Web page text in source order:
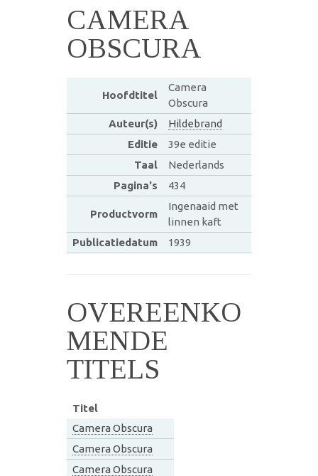
CAMERA
OBSCURA
Hoofdtitel
Camera
Obscura
Auteur(s)
Hildebrand
Editie
39e editie
Taal
Nederlands
Pagina's
434
Productvorm
Ingenaaid met
linnen kaft
Publicatiedatum
1939
OVEREENKO
MENDE
TITELS
Titel
Camera Obscura
Camera Obscura
Camera Obscura